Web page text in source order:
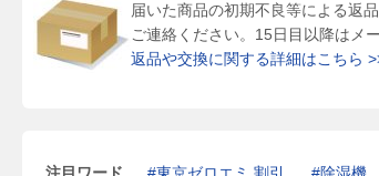
届いた商品の初期不良等による返
ご連絡ください。15日目以降はメ
返品や交換に関する詳細はこちら